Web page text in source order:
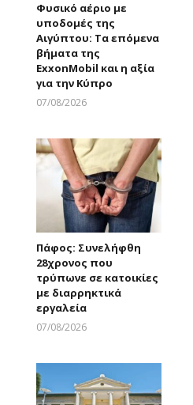
Φυσικό αέριο με
υποδομές της
Αιγύπτου: Τα επόμενα
βήματα της
ExxonMobil και η αξία
για την Κύπρο
07/08/2026
Πάφος: Συνελήφθη
28χρονος που
τρύπωνε σε κατοικίες
με διαρρηκτικά
εργαλεία
07/08/2026